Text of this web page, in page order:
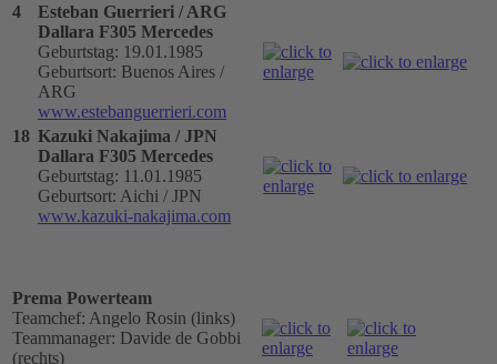
4
Esteban Guerrieri / ARG
Dallara F305 Mercedes
Geburtstag: 19.01.1985
Geburtsort: Buenos Aires /
ARG
www.estebanguerrieri.com
18 Kazuki Nakajima / JPN
Dallara F305 Mercedes
Geburtstag: 11.01.1985
Geburtsort: Aichi / JPN
www.kazuki-nakajima.com
Prema Powerteam
Teamchef: Angelo Rosin (links)
Teammanager: Davide de Gobbi
(rechts)